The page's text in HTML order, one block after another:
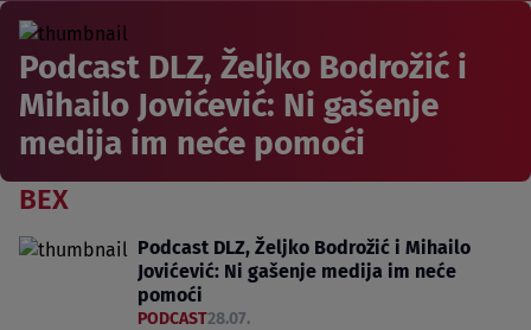
Podcast DLZ, Željko Bodrožić i
Mihailo Jovićević: Ni gašenje
medija im neće pomoći
BEX
Podcast DLZ, Željko Bodrožić i Mihailo
Jovićević: Ni gašenje medija im neće
pomoći
PODCAST28.07.